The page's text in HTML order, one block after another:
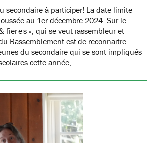
secondaire à participer! La date limite
au 1er décembre 2024. Sur le
fier·e·s », qui se veut rassembleur et
Rassemblement est de reconnaitre
du secondaire qui se sont impliqués
cette année,…